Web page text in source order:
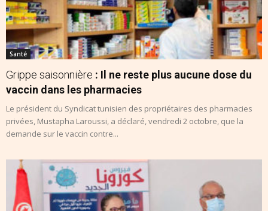
Santé
Grippe saisonnière : Il ne reste plus aucune dose du
vaccin dans les pharmacies
Le président du Syndicat tunisien des propriétaires des pharmacies
privées, Mustapha Laroussi, a déclaré, vendredi 2 octobre, que la
demande sur le vaccin contre...